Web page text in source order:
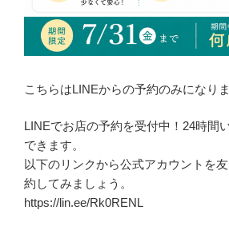
こちらはLINEからの予約のみになりま
LINEでお店の予約を受付中！24時間
できます。
以下のリンクから公式アカウントを
約してみましょう。
https://lin.ee/Rk0RENL